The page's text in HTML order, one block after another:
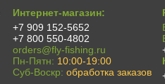
Интернет-магазин:
+7 909 152-5652
+7 800 550-4802
orders@fly-fishing.ru
Пн-Пятн: 10:00-19:00
Суб-Воскр: обработка заказов